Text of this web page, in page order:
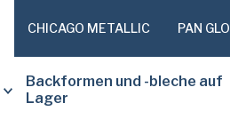
CHICAGO METALLIC PAN GLO
Backformen und -bleche auf
Lager